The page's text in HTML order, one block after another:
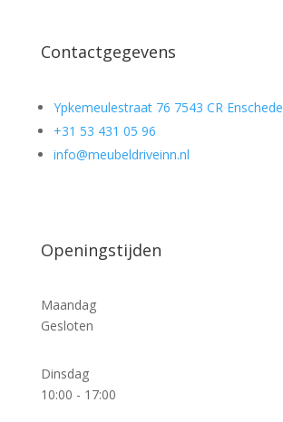
Contactgegevens
Ypkemeulestraat 76 7543 CR Enschede
+31 53 431 05 96
info@meubeldriveinn.nl
Openingstijden
Maandag
Gesloten
Dinsdag
10:00 - 17:00